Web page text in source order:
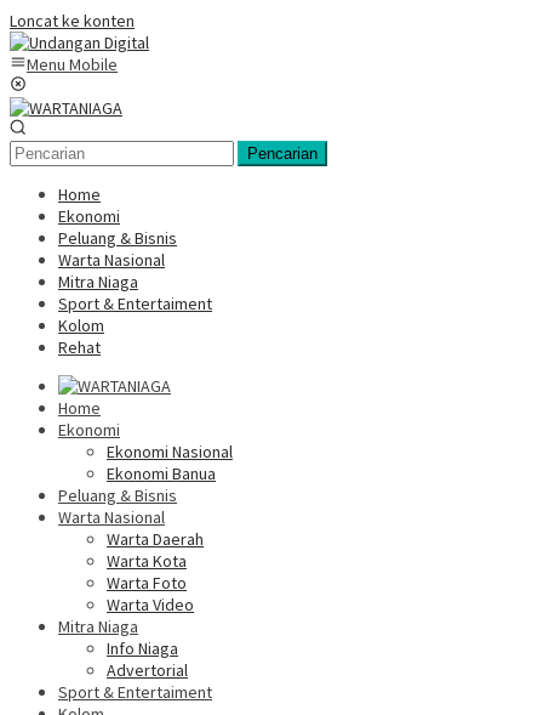
Loncat ke konten
Menu Mobile
Pencarian
Home
Ekonomi
Peluang & Bisnis
Warta Nasional
Mitra Niaga
Sport & Entertaiment
Kolom
Rehat
Home
Ekonomi
Ekonomi Nasional
Ekonomi Banua
Peluang & Bisnis
Warta Nasional
Warta Daerah
Warta Kota
Warta Foto
Warta Video
Mitra Niaga
Info Niaga
Advertorial
Sport & Entertaiment